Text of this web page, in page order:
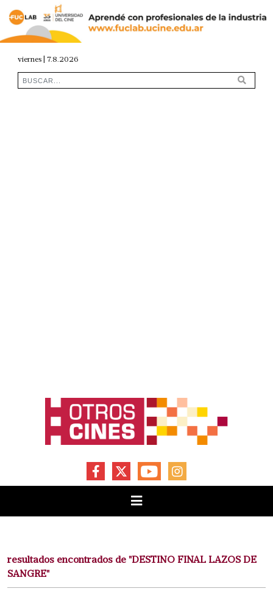
viernes | 7.8.2026
FACEBOOKYOUTUBEINSTAGRAM
resultados encontrados de "DESTINO FINAL LAZOS DE
SANGRE"